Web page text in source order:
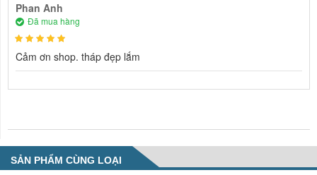
Phan Anh
Đã mua hàng
Cảm ơn shop. tháp đẹp lắm
SẢN PHẨM CÙNG LOẠI